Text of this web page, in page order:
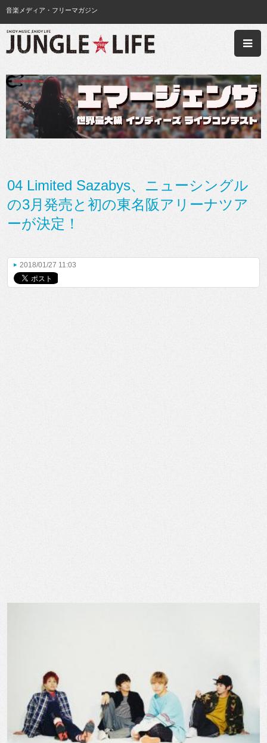
音楽メディア・フリーマガジン
04 Limited Sazabys、ニューシングル
の3月発売と初の東名阪アリーナツア
ーが決定！
2018/01/27 11:03